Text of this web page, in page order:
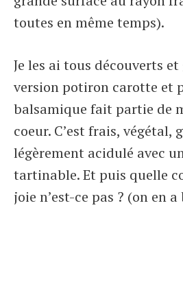
toutes en même temps).
Je les ai tous découverts
version potiron carotte et
balsamique fait partie de
coeur. C’est frais, végétal,
légèrement acidulé avec
tartinable. Et puis quelle
joie n’est-ce pas ? (on en a